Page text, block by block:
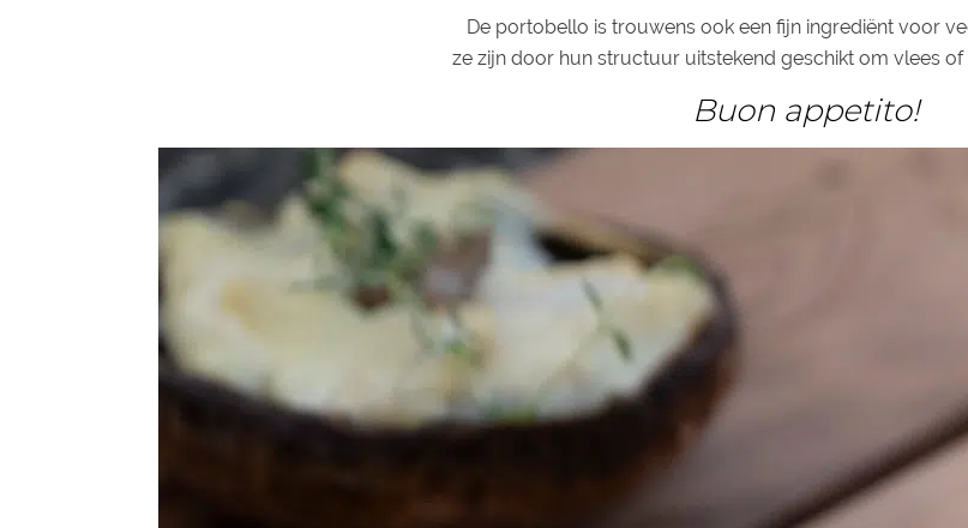
De portobello is trouwens ook een fijn ingrediënt voor
ze zijn door hun structuur uitstekend geschikt om vlees of
Buon appetito!